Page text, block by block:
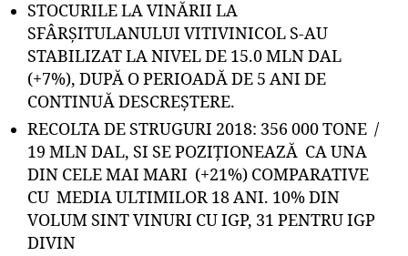
STOCURILE LA VINĂRII LA
SFÂRȘITULANULUI VITIVINICOL S-AU
STABILIZAT LA NIVEL DE 15.0 MLN DAL
(+7%), DUPĂ O PERIOADĂ DE 5 ANI DE
CONTINUĂ DESCREȘTERE.
RECOLTA DE STRUGURI 2018: 356 000 TONE /
19 MLN DAL, SI SE POZIȚIONEAZĂ CA UNA
DIN CELE MAI MARI (+21%) COMPARATIVE
CU MEDIA ULTIMILOR 18 ANI. 10% DIN
VOLUM SINT VINURI CU IGP, 31 PENTRU IGP
DIVIN